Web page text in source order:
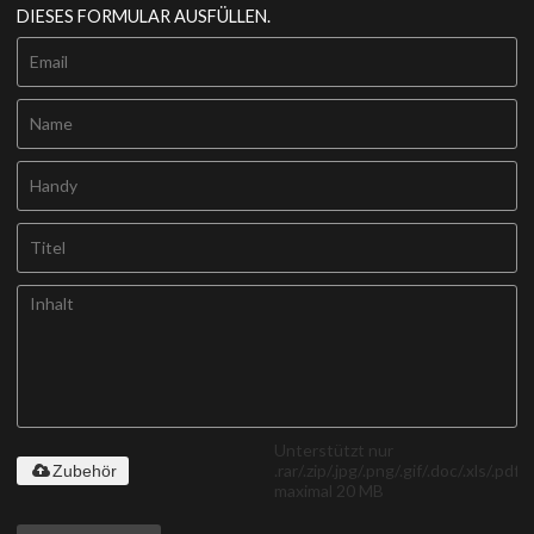
DIESES FORMULAR AUSFÜLLEN.
Unterstützt nur
.rar/.zip/.jpg/.png/.gif/.doc/.xls/.pdf,
maximal 20 MB
Zubehör